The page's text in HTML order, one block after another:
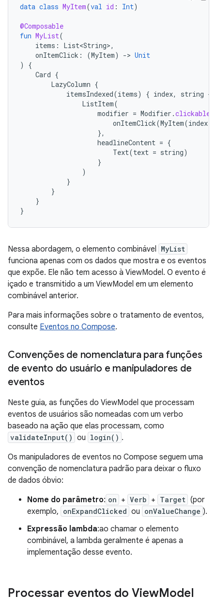
data class MyItem(val id : Int)
@Composable
fun MyList(
items : List<String>,
onItemClick : (MyItem) -> Unit
)
{
Card {
LazyColumn {
itemsIndexed(items) { index, string -
ListItem(
modifier = Modifier .clickable
onItemClick(MyItem(index
},
headlineContent = {
Text(text = string)
}
)
}
}
}
}
Nessa abordagem, o elemento combinável MyList
funciona apenas com os dados que mostra e os eventos
que expõe. Ele não tem acesso à ViewModel. O evento é
içado e transmitido a um ViewModel em um elemento
combinável anterior.
Para mais informações sobre o tratamento de eventos,
consulte Eventos no Compose.
Convenções de nomenclatura para funções
de evento do usuário e manipuladores de
eventos
Neste guia, as funções do ViewModel que processam
eventos de usuários são nomeadas com um verbo
baseado na ação que elas processam, como
validateInput() ou login() .
Os manipuladores de eventos no Compose seguem uma
convenção de nomenclatura padrão para deixar o fluxo
de dados óbvio:
Nome do parâmetro: on + Verb + Target (por
exemplo, onExpandClicked ou onValueChange ).
Expressão lambda:ao chamar o elemento
combinável, a lambda geralmente é apenas a
implementação desse evento.
Processar eventos do ViewModel